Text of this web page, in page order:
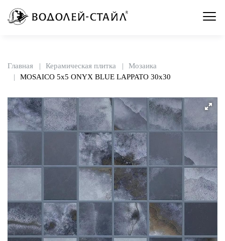
Главная Керамическая плитка
Мозаика
MOSAICO 5x5 ONYX BLUE LAPPATO 30x30